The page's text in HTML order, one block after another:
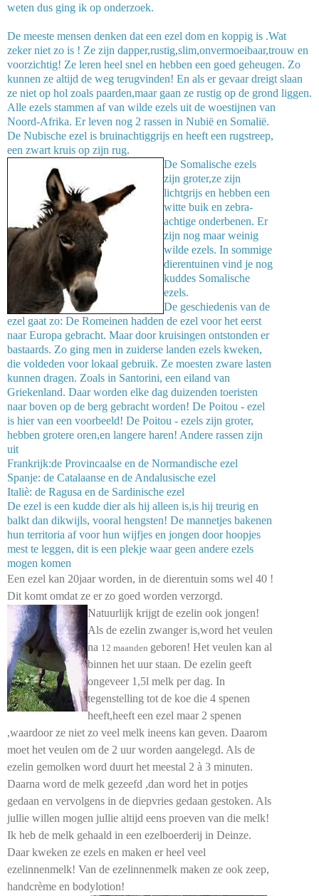
weten dus ging ik op onderzoek.
De meeste mensen denken dat een ezel dom en koppig is .Wat
zeker niet zo is ! Ze zijn dapper,rustig,slim,onvermoeibaar,trouw en
voorzichtig! Ze leren heel snel en hebben een goed geheugen. Zo
kunnen ze altijd de weg terugvinden! En als er gevaar dreigt slaan
ze niet op hol zoals paarden,maar gaan ze rustig op de grond liggen.
Alle ezels stammen af van wilde ezels uit de woestijnen van
Noord-Afrika. Er leven nog 2 rassen in Nubië en Somalië.
De Nubische ezel is bruinachtiggrijs en heeft een rugstreep,
een zwart kruis op zijn rug.
De Somalische ezels
zijn groter,ze zijn
lichtgrijs en hebben een
witte buik en zebra-
achtige onderbenen. Er
zijn nog maar weinig
wilde ezels. In sommige
dierentuinen vind je nog
kuddes Somalische
ezels.
De geschiedenis van de
ezel gaat zo: De Romeinen hadden de ezel voor het eerst
naar Europa gebracht. Maar door kruisingen ontstonden er
bastaards. Zo ging men in zuiderse landen ezels kweken,
die voldeden voor lokaal gebruik. Ze moesten zware lasten
kunnen dragen. Zoals in Santorini, een eiland van
Griekenland. Daar worden elke dag duizenden toeristen
naar boven op de berg gebracht worden! De Poitou - ezel
is hier van een voorbeeld! De Poitou - ezels zijn groter,
hebben grotere oren,en langere haren! Andere rassen zijn
uit
Frankrijk:de Provincaalse en de Normandische ezel
Spanje: de Catalaanse en de Andalusische ezel
Italiè: de Ragusa en de Sardinische ezel
De ezel is een kudde dier als hij alleen is,is hij treurig en
balkt dan dikwijls, vooral hengsten! De mannetjes bakenen
hun territoria af voor hun wijfjes en jongen door hoopjes
mest te leggen, dit is een plekje waar geen andere ezels
mogen komen
Een ezel kan 20jaar worden, in de dierentuin soms wel 40 !
Dit komt omdat ze er zo goed worden verzorgd.
Natuurlijk krijgt de ezelin ook jongen!
Als de ezelin zwanger is,word het veulen
na 12 maanden geboren! Het veulen kan al
binnen het uur staan. De ezelin geeft
ongeveer 1,5l melk per dag. In
tegenstelling tot de koe die 4 spenen
heeft,heeft een ezel maar 2 spenen
,waardoor ze niet zo veel melk ineens kan geven. Daarom
moet het veulen om de 2 uur worden aangelegd. Als de
ezelin gemolken word duurt het meestal 2 à 3 minuten.
Daarna word de melk gezeefd ,dan word het in potjes
gedaan en vervolgens in de diepvries gedaan gestoken. Als
jullie willen mogen jullie altijd eens proeven van die melk!
Ik heb de melk gehaald in een ezelboerderij in Deinze.
Daar kweken ze ezels en maken er heel veel
ezelinnenmelk! Van de ezelinnenmelk maken ze ook zeep,
handcrème en bodylotion!